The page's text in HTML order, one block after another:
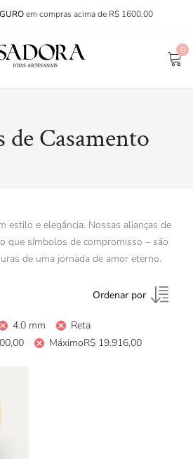
em compras acima de R$ 1600,00
0
de Casamento
estilo e elegância. Nossas alianças de
que símbolos de compromisso – são
de uma jornada de amor eterno.
Ordenar por
4.0 mm
Reta
MáximoR$19.916,00